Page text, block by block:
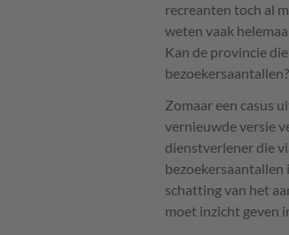
recreanten toch al
weten vaak
Kan de provincie
bezoekersaantallen?
Zomaar een casus
vernieuwde versie
dienstverlener die
schatting van het
moet inzicht geven